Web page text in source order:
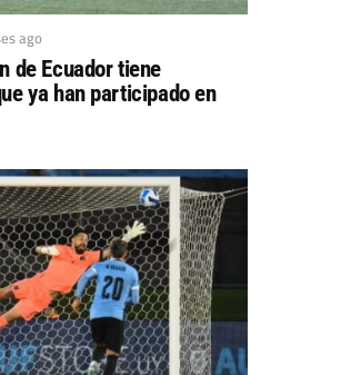
ago
de Ecuador tiene
ya han participado en